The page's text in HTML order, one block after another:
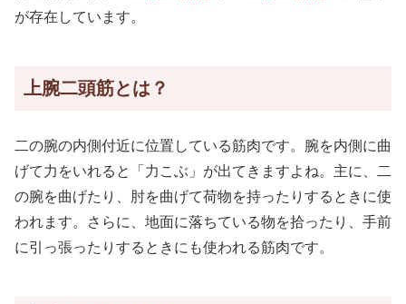
が存在しています。
上腕二頭筋とは？
二の腕の内側付近に位置している筋肉です。腕を内側に曲
げて力をいれると「力こぶ」が出てきますよね。主に、二
の腕を曲げたり、肘を曲げて荷物を持ったりするときに使
われます。さらに、地面に落ちている物を拾ったり、手前
に引っ張ったりするときにも使われる筋肉です。